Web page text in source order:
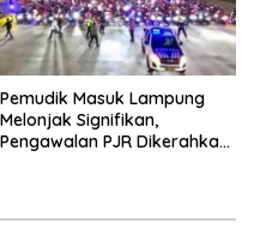
Pemudik Masuk Lampung
Melonjak Signifikan,
Pengawalan PJR Dikerahkan,